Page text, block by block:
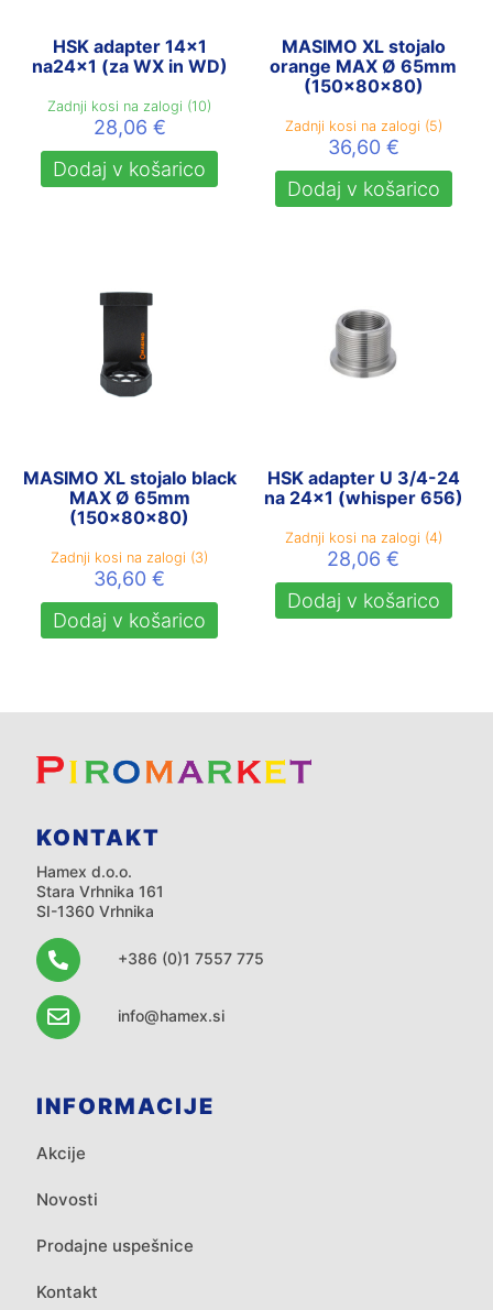
HSK adapter 14×1
na24x1 (za WX in WD)
Zadnji kosi na zalogi (10)
28,06 €
Dodaj v košarico
MASIMO XL stojalo
orange MAX Ø 65mm
(150x80x80)
Zadnji kosi na zalogi (5)
36,60 €
Dodaj v košarico
MASIMO XL stojalo black
MAX Ø 65mm
(150x80x80)
Zadnji kosi na zalogi (3)
36,60€
Dodaj v košarico
HSK adapter U 3/4-24
na 24×1 (whisper 656)
Zadnji kosi na zalogi (4)
28,06€
Dodaj v košarico
KONTAKT
Hamex d.o.o.
Stara Vrhnika 161
SI-1360 Vrhnika
+386 (0)1 7557 775
info@hamex.si
INFORMACIJE
Akcije
Novosti
Prodajne uspešnice
Kontakt